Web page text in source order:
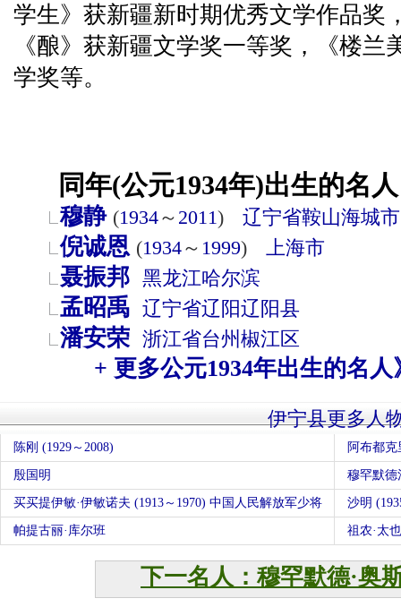
学生》获新疆新时期优秀文学作品奖
《酿》获新疆文学奖一等奖，《楼
学奖等。
同年(公元1934年)出生的名
穆静 (1934～ 2011) 辽宁省鞍山海城市
倪诚恩 (1934～ 1999) 上海市
聂振邦 黑龙江哈尔滨
孟昭禹 辽宁省辽阳辽阳县
潘安荣 浙江省台州 椒江区
+ 更多公元1934年出生的名人
伊宁县更多人
陈刚 (1929～2008) 阿布都
殷国明 穆罕默德
买买提伊敏·伊敏诺夫 (1913～1970) 中国人民解放军少将 沙明
帕提古丽·库尔班 祖农·太
下一名人：穆罕默德·奥